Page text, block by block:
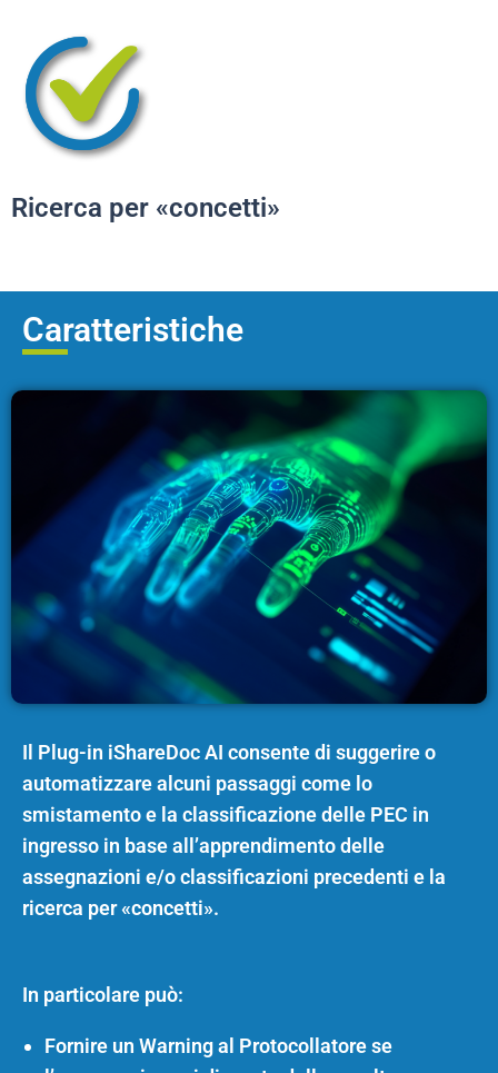
Ricerca per «concetti»
Caratteristiche
Il Plug-in iShareDoc AI consente di suggerire o
automatizzare alcuni passaggi come lo
smistamento e la classificazione delle PEC in
ingresso in base all’apprendimento delle
assegnazioni e/o classificazioni precedenti e la
ricerca per «concetti».
In particolare può:
Fornire un Warning al Protocollatore se